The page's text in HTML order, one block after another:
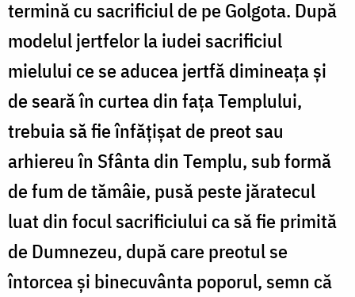
termină cu sacrificiul de pe Golgota. După
modelul jertfelor la iudei sacrificiul
mielului ce se aducea jertfă dimineața și
de seară în curtea din fața Templului,
trebuia să fie înfățișat de preot sau
arhiereu în Sfânta din Templu, sub formă
de fum de tămâie, pusă peste jăratecul
luat din focul sacrificiului ca să fie primită
de Dumnezeu, după care preotul se
întorcea și binecuvânta poporul, semn că